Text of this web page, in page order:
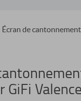
Écran de
GiFi Valence